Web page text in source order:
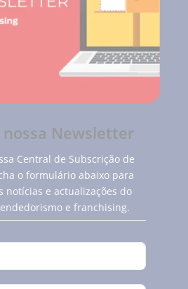
nossa Newsletter
Central de Subscrição de
o formulário abaixo para
notícias e actualizações do
e franchising.